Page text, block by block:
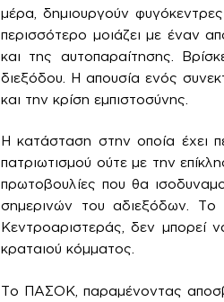
μέρα, δημιουργούν
περισσότερο μοιάζει με έναν
και της αυτοπαραίτησης.
διεξόδου. Η απουσία ενός
και την κρίση εμπιστοσύνης.
Η κατάσταση στην οποία έχει
πατριωτισμού ούτε με την
πρωτοβουλίες που θα
σημερινών του αδιεξόδων. Το
Κεντροαριστεράς, δεν μπορεί
κραταιού κόμματος.
Το ΠΑΣΟΚ, παραμένοντας